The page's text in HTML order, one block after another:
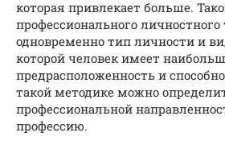
которая привлекает больше.
профессионального
одновременно тип личности и
которой человек имеет
предрасположенность и
такой методике можно
профессиональной
профессию.